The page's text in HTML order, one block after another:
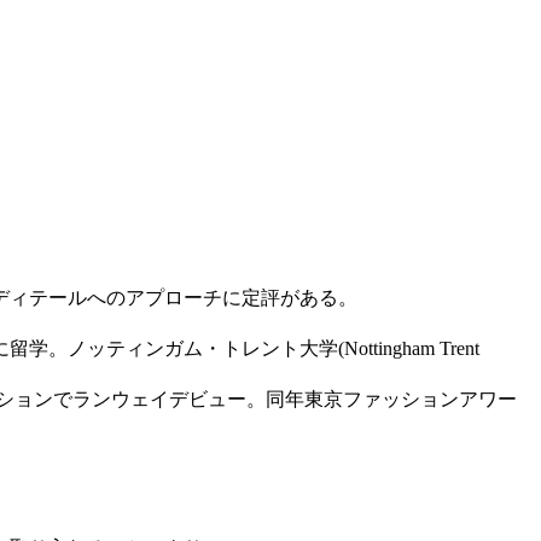
テールへのアプローチに定評がある。
学。ノッティンガム・トレント大学(Nottingham Trent
ョンでランウェイデビュー。同年東京ファッションアワー